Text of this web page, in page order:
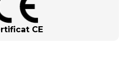
CE